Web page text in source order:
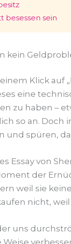
besessen sein
kein
Klick auf
eine
zu haben –
so an. Doch
spüren,
Essay von
der
weil sie
nicht,
uns